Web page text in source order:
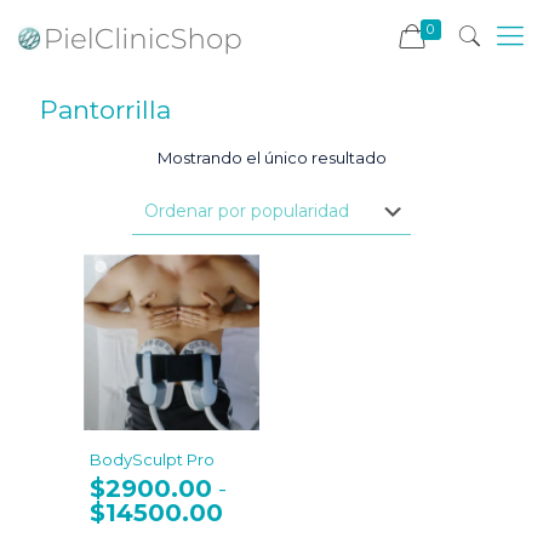
0
Pantorrilla
Mostrando el único resultado
BodySculpt Pro
$2900.00 -
$14500.00